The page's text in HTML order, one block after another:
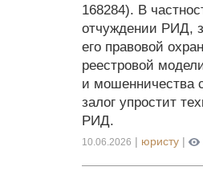
168284). В
отчуждении РИД,
его правовой
реестровой
и мошенничества
залог упростит
РИД.
10.06.2026 | юристу |